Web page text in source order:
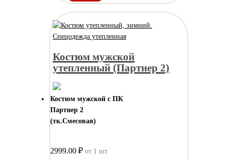
Костюм мужской
утепленный (Партнер 2)
Костюм мужской с ПК
Партнер 2
(тк.Смесовая)
2999.00 ₽ от 1 шт.